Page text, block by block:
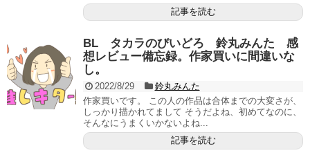
記事を読む
BL タカラのびいどろ 鈴丸みんた 感
想レビュー備忘録。作家買いに間違いな
し。
2022/8/29
鈴丸みんた
作家買いです。 この人の作品は合体までの大変さが、
しっかり描かれてまして そうだよね、初めてなのに、
そんなにうまくいかないよね...
記事を読む